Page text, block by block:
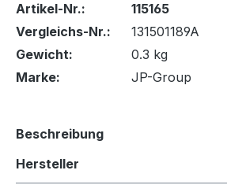
Artikel-Nr.:
115165
Vergleichs-Nr.:
131501189A
Gewicht:
0.3 kg
Marke:
JP-Group
Beschreibung
Hersteller